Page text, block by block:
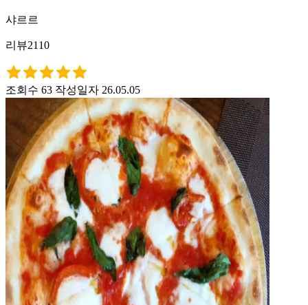
샤르르
리뷰2110
조회수 63 작성일자 26.05.05